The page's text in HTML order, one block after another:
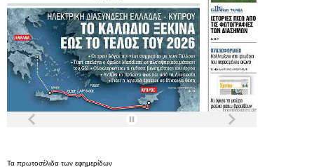
Τα πρωτοσέλιδα των εφημερίδων